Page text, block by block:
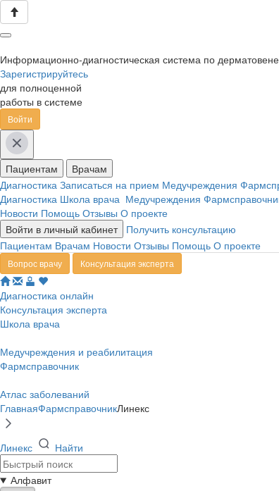
Информационно-диагностическая система по
Зарегистрируйтесь
для полноценной
работы в системе
Войти
Пациентам
Врачам
Диагностика Записаться на прием Медучреждения
Диагностика Школа врача Медучреждения
Новости Помощь Отзывы О проекте
Войти в личный кабинет
Получить консультацию
Пациентам Врачам Новости Отзывы Помощь О проекте
Вопрос врачу Консультация эксперта
Диагностика онлайн
Консультация эксперта
Школа врача
Медучреждения и реабилитация
Фармсправочник
Атлас заболеваний
ГлавнаяФармсправочникЛинекс
Линекс Найти
Алфавит